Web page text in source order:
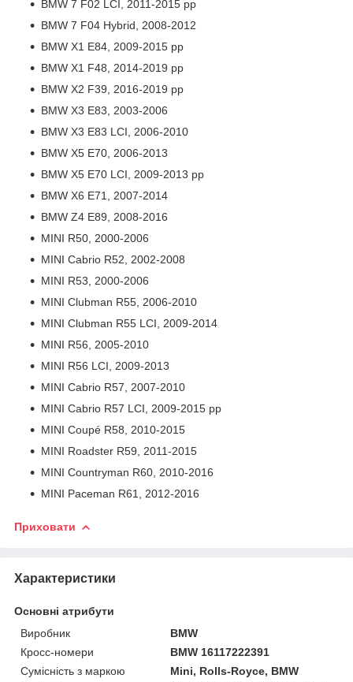
BMW 7 F02 LCI, 2011-2015 рр
BMW 7 F04 Hybrid, 2008-2012
BMW X1 E84, 2009-2015 рр
BMW X1 F48, 2014-2019 рр
BMW X2 F39, 2016-2019 рр
BMW X3 E83, 2003-2006
BMW X3 E83 LCI, 2006-2010
BMW X5 E70, 2006-2013
BMW X5 E70 LCI, 2009-2013 рр
BMW X6 E71, 2007-2014
BMW Z4 E89, 2008-2016
MINI R50, 2000-2006
MINI Cabrio R52, 2002-2008
MINI R53, 2000-2006
MINI Clubman R55, 2006-2010
MINI Clubman R55 LCI, 2009-2014
MINI R56, 2005-2010
MINI R56 LCI, 2009-2013
MINI Cabrio R57, 2007-2010
MINI Cabrio R57 LCI, 2009-2015 рр
MINI Coupé R58, 2010-2015
MINI Roadster R59, 2011-2015
MINI Countryman R60, 2010-2016
MINI Paceman R61, 2012-2016
Приховати
Характеристики
Основні атрибути
Виробник
BMW
Кросс-номери
BMW 16117222391
Сумісність з маркою
Mini, Rolls-Royce, BMW